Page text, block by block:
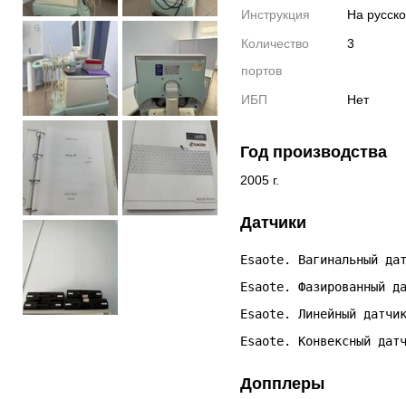
Инструкция
На
Количество
портов
3
ИБП Нет
Год производства
2005 г.
Датчики
Esaote. Вагинальный
Esaote. Фазированный
Esaote. Линейный
Esaote. Конвексный
Допплеры